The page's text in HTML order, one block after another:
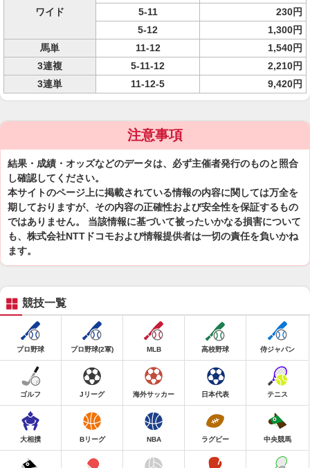
ワイド
5-11
230円
5-12
1,300円
馬単
11-12
1,540円
3連複
5-11-12
2,210円
3連単
11-12-5 9,420円
注意事項
結果・成績・オッズなどのデータは、必ず主催者発行のものと照合
し確認してください。
本サイトのページ上に掲載されている情報の内容に関しては万全を
期しておりますが、その内容の正確性および安全性を保証するもの
ではありません。 当該情報に基づいて被ったいかなる損害について
も、株式会社NTTドコモおよび情報提供者は一切の責任を負いかね
ます。
競技一覧
プロ野球 プロ野球(2軍) MLB 高校野球 侍ジャパン
ゴルフ Jリーグ 海外サッカー 日本代表 テニス
大相撲 Bリーグ NBA ラグビー 中央競馬